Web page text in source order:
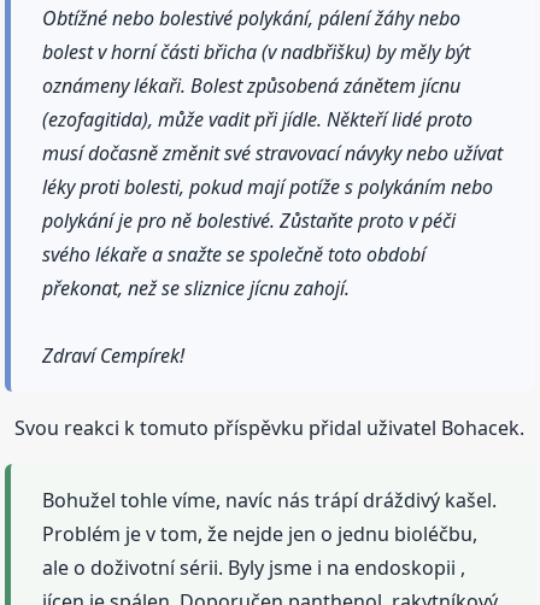
Obtížné nebo bolestivé polykání, pálení žáhy nebo
bolest v horní části břicha (v nadbřišku) by měly být
oznámeny lékaři. Bolest způsobená zánětem jícnu
(ezofagitida), může vadit při jídle. Někteří lidé proto
musí dočasně změnit své stravovací návyky nebo užívat
léky proti bolesti, pokud mají potíže s polykáním nebo
polykání je pro ně bolestivé. Zůstaňte proto v péči
svého lékaře a snažte se společně toto období
překonat, než se sliznice jícnu zahojí.
Zdraví Cempírek!
Svou reakci k tomuto příspěvku přidal uživatel Bohacek.
Bohužel tohle víme, navíc nás trápí dráždivý kašel.
Problém je v tom, že nejde jen o jednu bioléčbu,
ale o doživotní sérii. Byly jsme i na endoskopii ,